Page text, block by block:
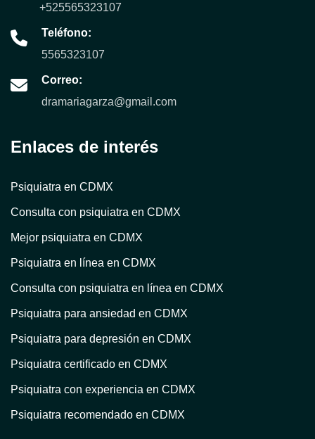
+525565323107
Teléfono:
5565323107
Correo:
dramariagarza@gmail.com
Enlaces de interés
Psiquiatra en CDMX
Consulta con psiquiatra en CDMX
Mejor psiquiatra en CDMX
Psiquiatra en línea en CDMX
Consulta con psiquiatra en línea en CDMX
Psiquiatra para ansiedad en CDMX
Psiquiatra para depresión en CDMX
Psiquiatra certificado en CDMX
Psiquiatra con experiencia en CDMX
Psiquiatra recomendado en CDMX